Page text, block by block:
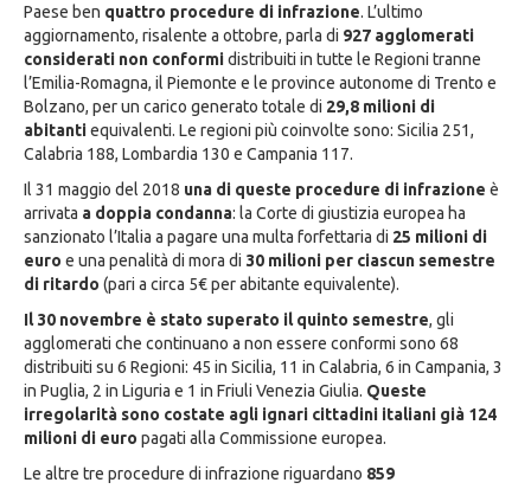
Paese ben quattro procedure di infrazione. L’ultimo
aggiornamento, risalente a ottobre, parla di 927 agglomerati
considerati non conformidistribuiti in tutte le Regioni tranne
l’Emilia-Romagna, il Piemonte e le province autonome di Trento e
Bolzano, per un carico generato totale di 29,8 milioni di
abitantiequivalenti. Le regioni più coinvolte sono: Sicilia 251,
Calabria 188, Lombardia 130 e Campania 117.
Il 31 maggio del 2018 una di queste procedure di infrazione è
arrivata a doppia condanna: la Corte di giustizia europea ha
sanzionato l’Italia a pagare una multa forfettaria di 25 milioni di
euro e una penalità di mora di 30 milioni per ciascun semestre
di ritardo (pari a circa 5€ per abitante equivalente).
Il 30 novembre è stato superato il quinto semestre, gli
agglomerati che continuano a non essere conformi sono 68
distribuiti su 6 Regioni: 45 in Sicilia, 11 in Calabria, 6 in Campania, 3
in Puglia, 2 in Liguria e 1 in Friuli Venezia Giulia. Queste
irregolarità sono costate agli ignari cittadini italiani già 124
milioni di euro pagati alla Commissione europea.
Le altre tre procedure di infrazione riguardano 859